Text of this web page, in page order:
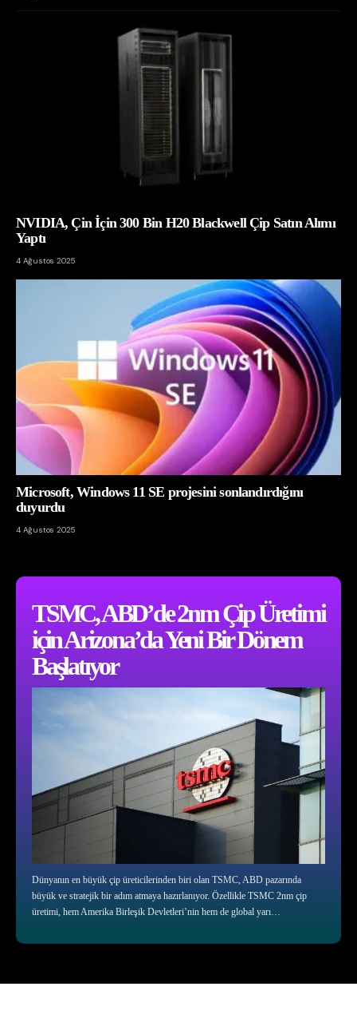
TSMC, ABD’de 2nm Çip Üretimi
için Arizona’da Yeni Bir Dönem
Başlatıyor
Dünyanın en büyük çip üreticilerinden biri olan TSMC, ABD pazarında
büyük ve stratejik bir adım atmaya hazırlanıyor. Özellikle TSMC 2nm çip
üretimi, hem Amerika Birleşik Devletleri’nin hem de global yarı…
NVIDIA, Çin İçin 300 Bin H20 Blackwell Çip Satın Alımı
Yaptı
4 Ağustos 2025
Microsoft, Windows 11 SE projesini sonlandırdığını
duyurdu
4 Ağustos 2025